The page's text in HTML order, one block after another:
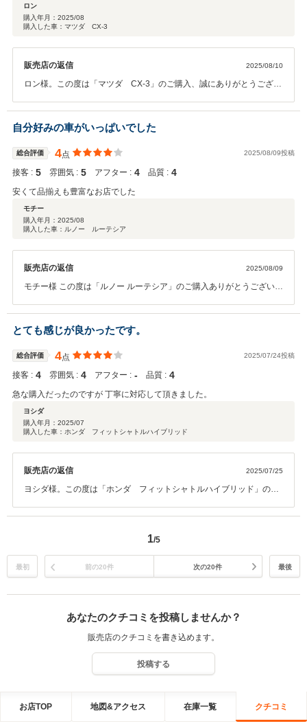
ました。 分かりやすく説明してくださり、とても迅速に手続きしていただい
ロン
購入年月： 2025/08
購入した車：マツダ CX-3
販売店の返信 2025/08/10
ロン様。この度は「マツダ CX-3」のご購入、誠にありがとうござい
いました。また、クチコミにてありがたいお言葉まで頂戴し、心より
感謝致します。ロン様が充実したカーライフをお送り頂けますよう、
心より願っております。ご相談事がございましたら、お気軽にご連絡
下さい。今後も宜しくお願い致します。担当：上田
自分好みの車がいっぱいでした
総合評価 4点 2025/08/09投稿
接客 : 5 雰囲気 : 5 アフター : 4 品質 : 4
安くて品揃えも豊富なお店でした
モチー
購入年月： 2025/08
購入した車：ルノー ルーテシア
販売店の返信 2025/08/09
モチー様 この度は「ルノー ルーテシア」のご購入ありがとうございま
ても励みになります。 これからも多彩なラインナップをご用意し、お
客様にぴったりの一台をご提案できるよう努めて参ります！ 今後とも
末永くよろしくお願いします。
とても感じが良かったです。
総合評価 4点 2025/07/24投稿
接客 : 4 雰囲気 : 4 アフター : ‐ 品質 : 4
急な購入だったのですが 丁寧に対応して頂きました。
ヨシダ
購入年月： 2025/07
購入した車：ホンダ フィットシャトルハイブリッド
販売店の返信 2025/07/25
ヨシダ様。この度は「ホンダ フィットシャトルハイブリッド」のご
でお気に召して頂くことができ、大変嬉しく思っております。また、
したカーライフをお送り頂けますよう、心より願っております。今後
も宜しくお願い致します。
1/5
最初 前の20件 次の20件 最後
あなたのクチコミを投稿しませんか？
販売店のクチコミを書き込めます。
投稿する
お店TOP 地図&アクセス 在庫一覧 クチコミ